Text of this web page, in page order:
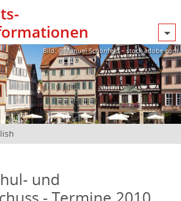
Bild: @Manuel Schönfeld – stock.adobe.com
und